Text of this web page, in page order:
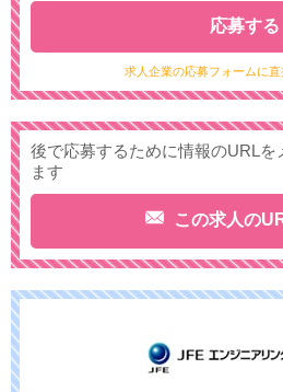
求人企業の応募フォームに
応募する
後で応募するために情報のURLを
ます
この求人の